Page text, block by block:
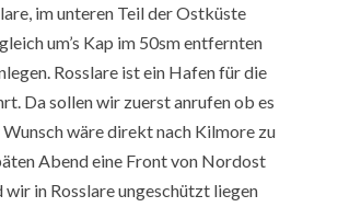
im unteren Teil der Ostküste
um’s Kap im 50sm entfernten
Rosslare ist ein Hafen für die
Da sollen wir zuerst anrufen ob es
wäre direkt nach Kilmore zu
Abend eine Front von Nordost
wir in Rosslare ungeschützt liegen